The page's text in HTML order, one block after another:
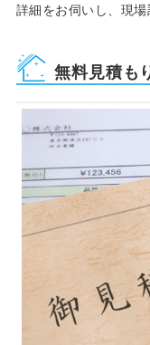
詳細をお伺いし、現場
無料見積も